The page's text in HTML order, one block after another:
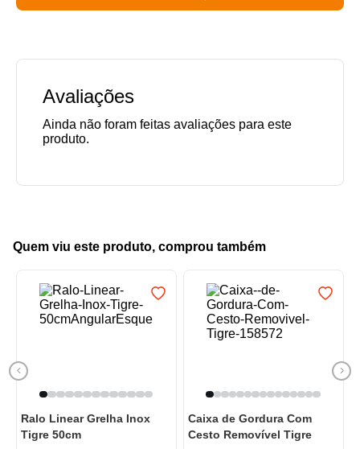
Avaliações
Quem viu este produto, comprou também
Ralo Linear Grelha Inox
Tigre 50cm
Caixa de Gordura Com
Cesto Removível Tigre